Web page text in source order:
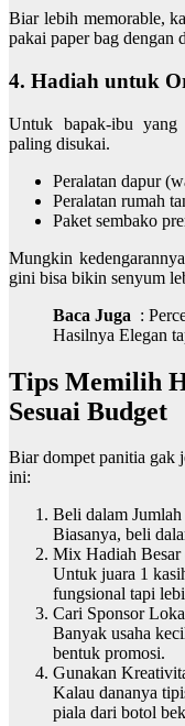
Biar lebih memorable,
pakai paper bag dengan
4. Hadiah untuk
Untuk bapak-ibu
paling disukai.
Peralatan dapur
Peralatan rumah
Paket sembako
Mungkin
gini bisa bikin senyum
Baca Juga :
Hasilnya Elegan
Tips Memilih
Sesuai Budget
Biar dompet panitia gak
ini:
Beli dalam
Biasanya, beli
Mix Hadiah
Untuk juara 1
fungsional tapi
Cari Sponsor
Banyak usaha
bentuk promosi.
Gunakan
Kalau dananya
piala dari botol